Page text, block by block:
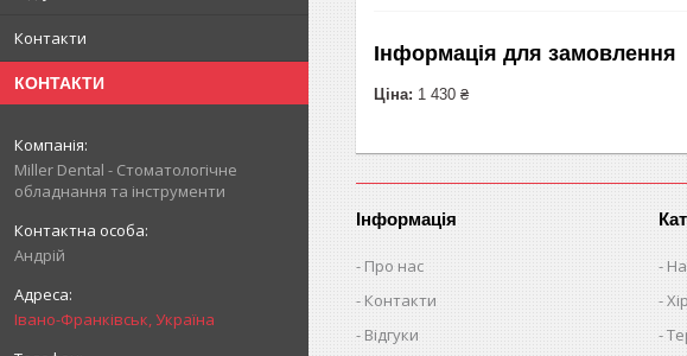
Контакти
КОНТАКТИ
Miller Dental - Стоматологічне
обладнання та інструменти
Андрій
Івано-Франківськ, Україна
Інформація для замовлення
Ціна: 1 430 ₴
Інформація
Про нас
Контакти
Відгуки